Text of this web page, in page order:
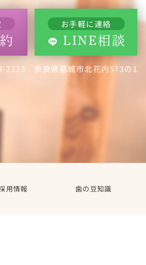
お手軽に連絡
LINE相談
2113 奈良県葛城市北花内573の1
用情報 歯の豆知識